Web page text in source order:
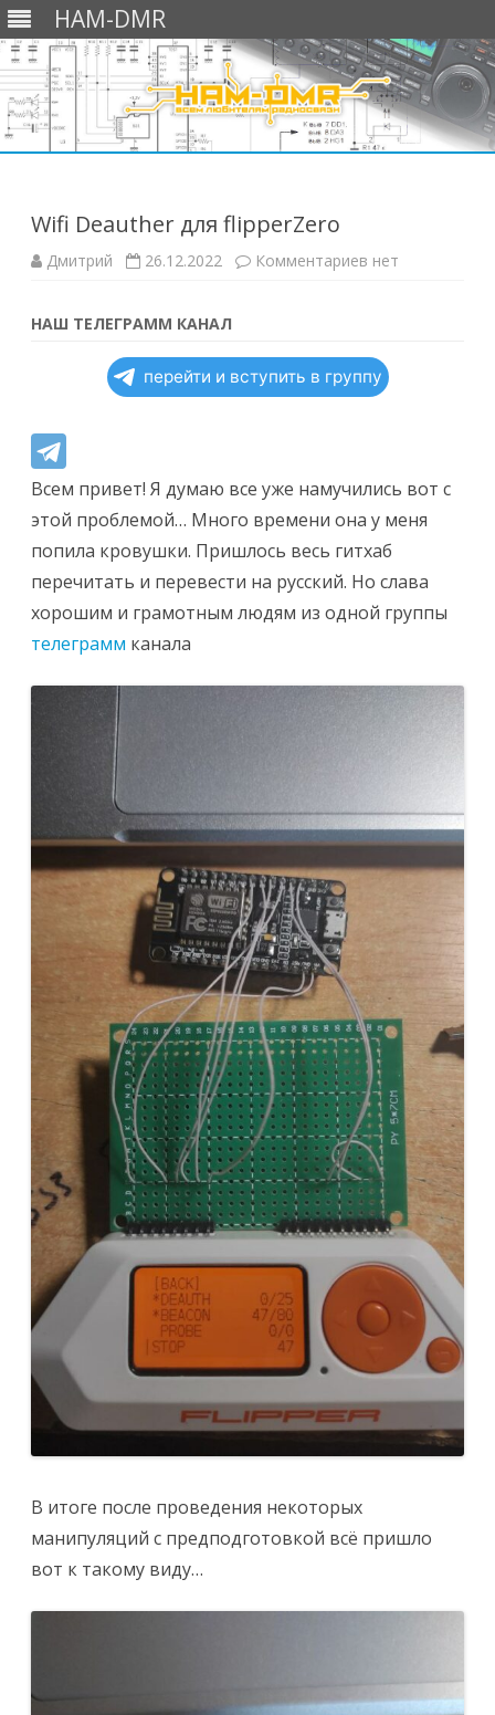
HAM-DMR
Wifi Deauther для flipperZero
Дмитрий 26.12.2022 Комментариев кнет
НАШ ТЕЛЕГРАММ КАНАЛ
перейти и вступить в группу
Всем привет! Я думаю все уже намучились вот с
этой проблемой… Много времени она у меня
попила кровушки. Пришлось весь гитхаб
перечитать и перевести на русский. Но слава
хорошим и грамотным людям из одной группы
телеграмм канала
В итоге после проведения некоторых
манипуляций с предподготовкой всё пришло
вот к такому виду…